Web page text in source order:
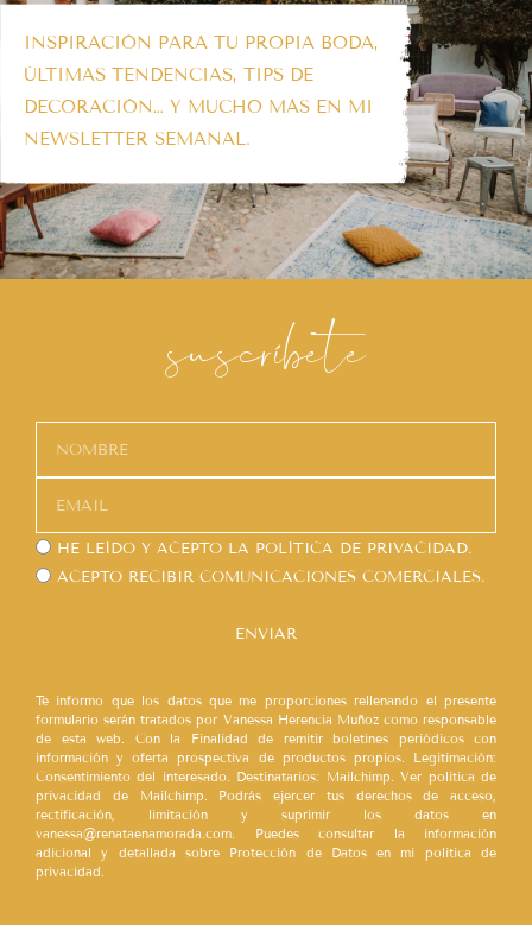
INSPIRACIÓN PARA TU PROPIA BODA,
ÚLTIMAS TENDENCIAS, TIPS DE
DECORACIÓN… Y MUCHO MÁS EN MI
NEWSLETTER SEMANAL.
suscríbete
HE LEÍDO Y ACEPTO LA POLÍTICA DE PRIVACIDAD.
ACEPTO RECIBIR COMUNICACIONES COMERCIALES.
ENVIAR
Te informo que los datos que me proporciones rellenando el presente
formulario serán tratados por Vanessa Herencia Muñoz como responsable
de esta web. Con la Finalidad de remitir boletines periódicos con
información y oferta prospectiva de productos propios. Legitimación:
Consentimiento del interesado. Destinatarios: Mailchimp. Ver política de
privacidad de Mailchimp. Podrás ejercer tus derechos de acceso,
rectificación, limitación y suprimir los datos en
vanessa@renataenamorada.com. Puedes consultar la información
adicional y detallada sobre Protección de Datos en mi política de
privacidad.